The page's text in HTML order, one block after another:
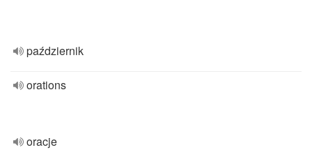
październik
orations
oracje